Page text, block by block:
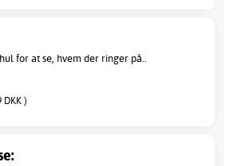
for at se, hvem der ringer på..
DKK )